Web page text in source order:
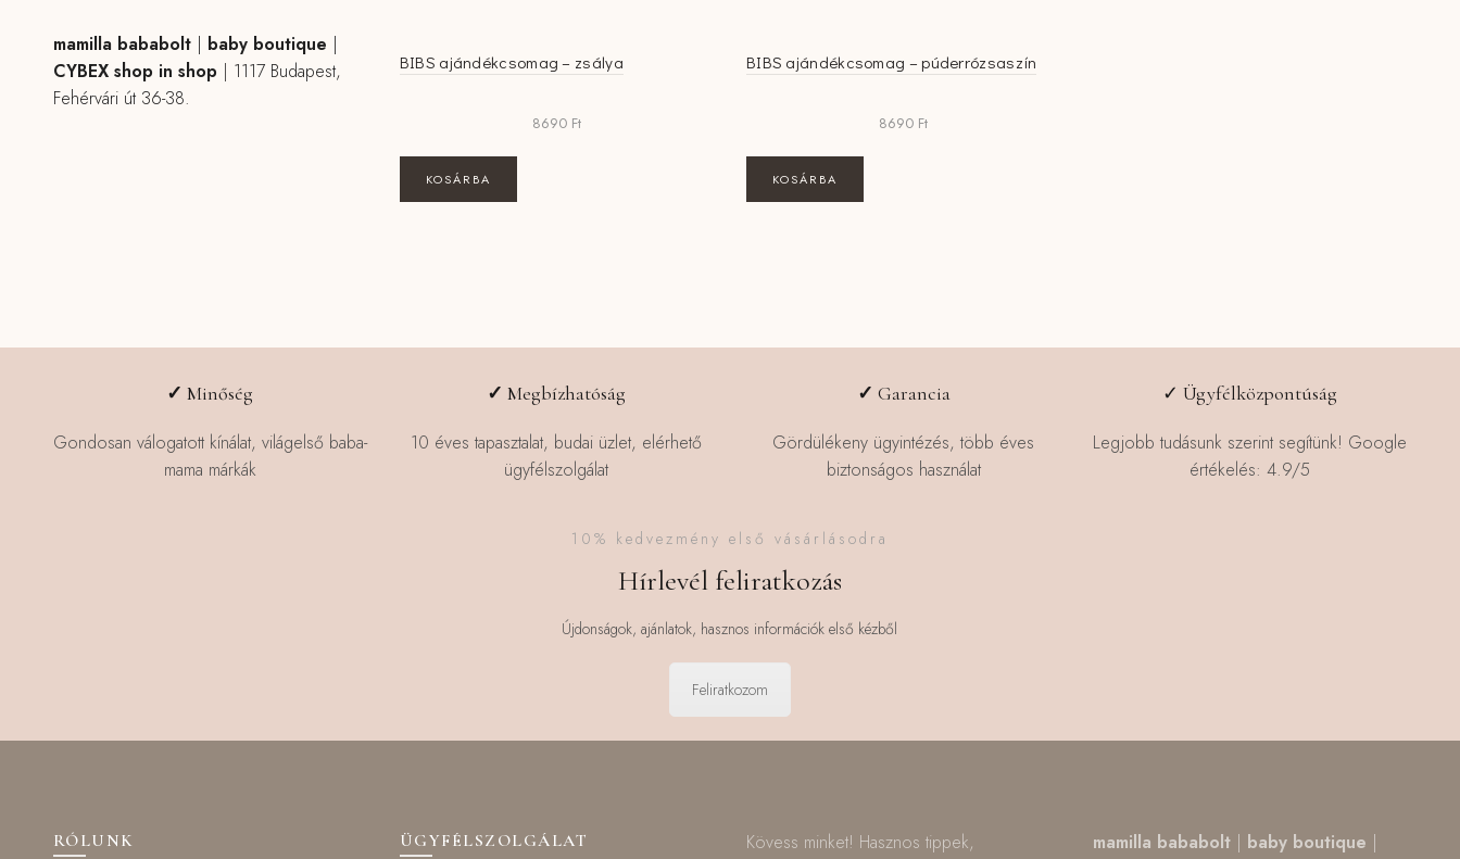
BIBS ajándékcsomag – zsálya
8690 Ft
KOSÁRBA
BIBS ajándékcsomag – púderrózsaszín
8690 Ft
KOSÁRBA
mamilla bababolt| baby boutique |
CYBEX shop in shop | 1117 Budapest,
Fehérvári út 36-38.
✓Minőség
Gondosan válogatott kínálat, világelső baba-
mama márkák
✓Megbízhatóság
10 éves tapasztalat, budai üzlet, elérhető
ügyfélszolgálat
✓ Garancia
Gördülékeny ügyintézés, több éves
biztonságos használat
✓ Ügyfélközpontúság
Legjobb tudásunk szerint segítünk! Google
értékelés: 4.9/5
10% kedvezmény első vásárlásodra
Hírlevél feliratkozás
Újdonságok, ajánlatok, hasznos információk első kézből
Feliratkozom
RÓLUNK ÜGYFÉLSZOLGÁLAT
Kövess minket! Hasznos tippek,
mamilla bababolt | baby boutique |